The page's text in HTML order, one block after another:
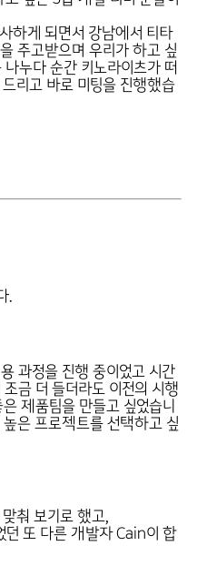
하게 되면서 강남에서 티타
주고받으며 우리가 하고 싶
누다 순간 키노라이츠가 떠
리고 바로 미팅을 진행했습
.
과정을 진행 중이었고 시간
금 더 들더라도 이전의 시행
제품팀을 만들고 싶었습니
은 프로젝트를 선택하고 싶
춰 보기로 했고,
던 또 다른 개발자 Cain이 합